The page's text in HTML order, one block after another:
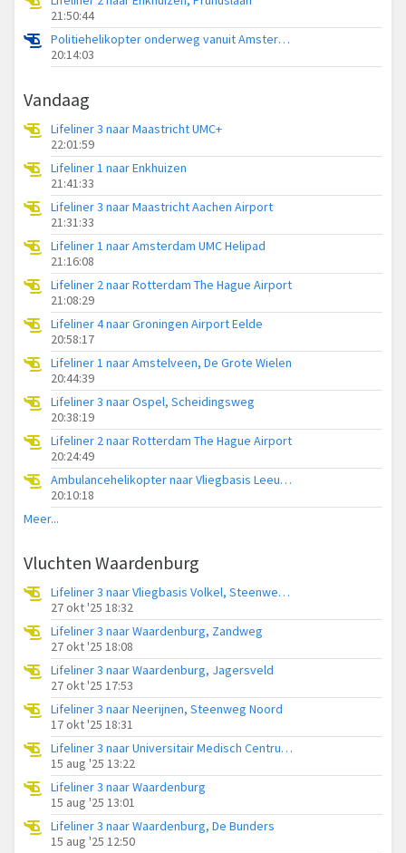
21:50:44
Politiehelikopter onderweg vanuit Amsterdam Vliegveld Schiphol
20:14:03
Vandaag
Lifeliner 3 naar Maastricht UMC+
22:01:59
Lifeliner 1 naar Enkhuizen
21:41:33
Lifeliner 3 naar Maastricht Aachen Airport
21:31:33
Lifeliner 1 naar Amsterdam UMC Helipad
21:16:08
Lifeliner 2 naar Rotterdam The Hague Airport
21:08:29
Lifeliner 4 naar Groningen Airport Eelde
20:58:17
Lifeliner 1 naar Amstelveen, De Grote Wielen
20:44:39
Lifeliner 3 naar Ospel, Scheidingsweg
20:38:19
Lifeliner 2 naar Rotterdam The Hague Airport
20:24:49
Ambulancehelikopter naar Vliegbasis Leeuwarden
20:10:18
Meer...
Vluchten Waardenburg
Lifeliner 3 naar Vliegbasis Volkel, Steenweg Noord
27 okt '25 18:32
Lifeliner 3 naar Waardenburg, Zandweg
27 okt '25 18:08
Lifeliner 3 naar Waardenburg, Jagersveld
27 okt '25 17:53
Lifeliner 3 naar Neerijnen, Steenweg Noord
17 okt '25 18:31
Lifeliner 3 naar Universitair Medisch Centrum Utrecht, Heideweg
15 aug '25 13:22
Lifeliner 3 naar Waardenburg
15 aug '25 13:01
Lifeliner 3 naar Waardenburg, De Bunders
15 aug '25 12:50